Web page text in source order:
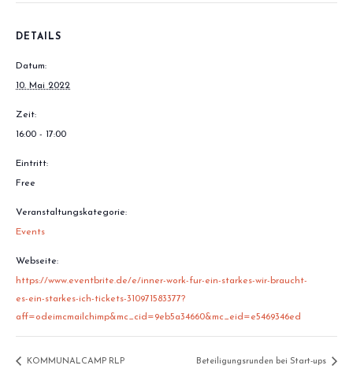
DETAILS
Datum:
10. Mai 2022
Zeit:
16:00 - 17:00
Eintritt:
Free
Veranstaltungskategorie:
Events
Webseite:
https://www.eventbrite.de/e/inner-work-fur-ein-starkes-wir-braucht-
es-ein-starkes-ich-tickets-310971583377?
aff=odeimcmailchimp&mc_cid=9eb5a34660&mc_eid=e5469346ed
KOMMUNALCAMP RLP Beteiligungsrunden bei Start-ups